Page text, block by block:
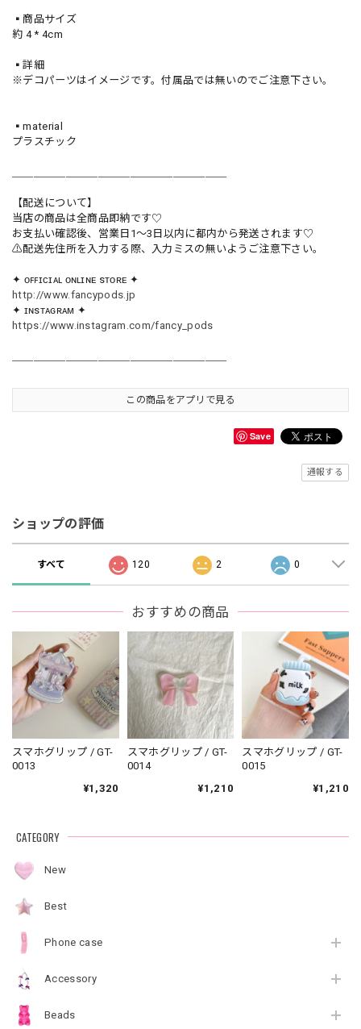
▪️商品サイズ
約 4 * 4cm
▪️詳細
※デコパーツはイメージです。付属品では無いのでご注意下さい。
▪️material
プラスチック
【配送について】
当店の商品は全商品即納です♡︎
お支払い確認後、営業日1〜3日以内に都内から発送されます♡
⚠︎配送先住所を入力する際、入力ミスの無いようご注意下さい。
✦ ᴏꜰꜰɪᴄɪᴀʟ ᴏɴʟɪɴᴇ sᴛᴏʀᴇ ✦
http://www.fancypods.jp
✦ ɪɴsᴛᴀɢʀᴀᴍ ✦
https://www.instagram.com/fancy_pods
この商品をアプリで見る
Save
通報する
ショップの評価
すべて 120 2 0
おすすめの商品
スマホグリップ / GT-
0013
¥1,320
スマホグリップ / GT-
0014
¥1,210
スマホグリップ / GT-
0015
¥1,210
CATEGORY
New
Best
Phone case
Accessory
Beads